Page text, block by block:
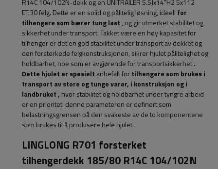
R14C 104/102N-dekk og en UNITRAILER 5.5Jx14"H2 5x112
ET:30 felg. Dette er en solid og pålitelig løsning, ideell for
tilhengere som bærer tung last, og gir utmerket stabilitet og
sikkerhet under transport. Takket være en høy kapasitet for
tilhenger er det en god stabilitet under transport av dekket og
den forsterkede felgkonstruksjonen, sikrer hjulet pålitelighet og
holdbarhet, noe som er avgjørende for transportsikkerhet.
Dette hjulet er spesielt anbefalt fortilhengere som brukes i
transport av store og tunge varer, i konstruksjon og i
landbruket, hvor stabilitet og holdbarhet under tyngre arbeid
er en prioritet. denne parameteren er definert som
belastningsgrensen på den svakeste av de to komponentene
som brukes til å produsere hele hjulet.
LINGLONG R701 forsterket
tilhengerdekk 185/80 R14C 104/102N